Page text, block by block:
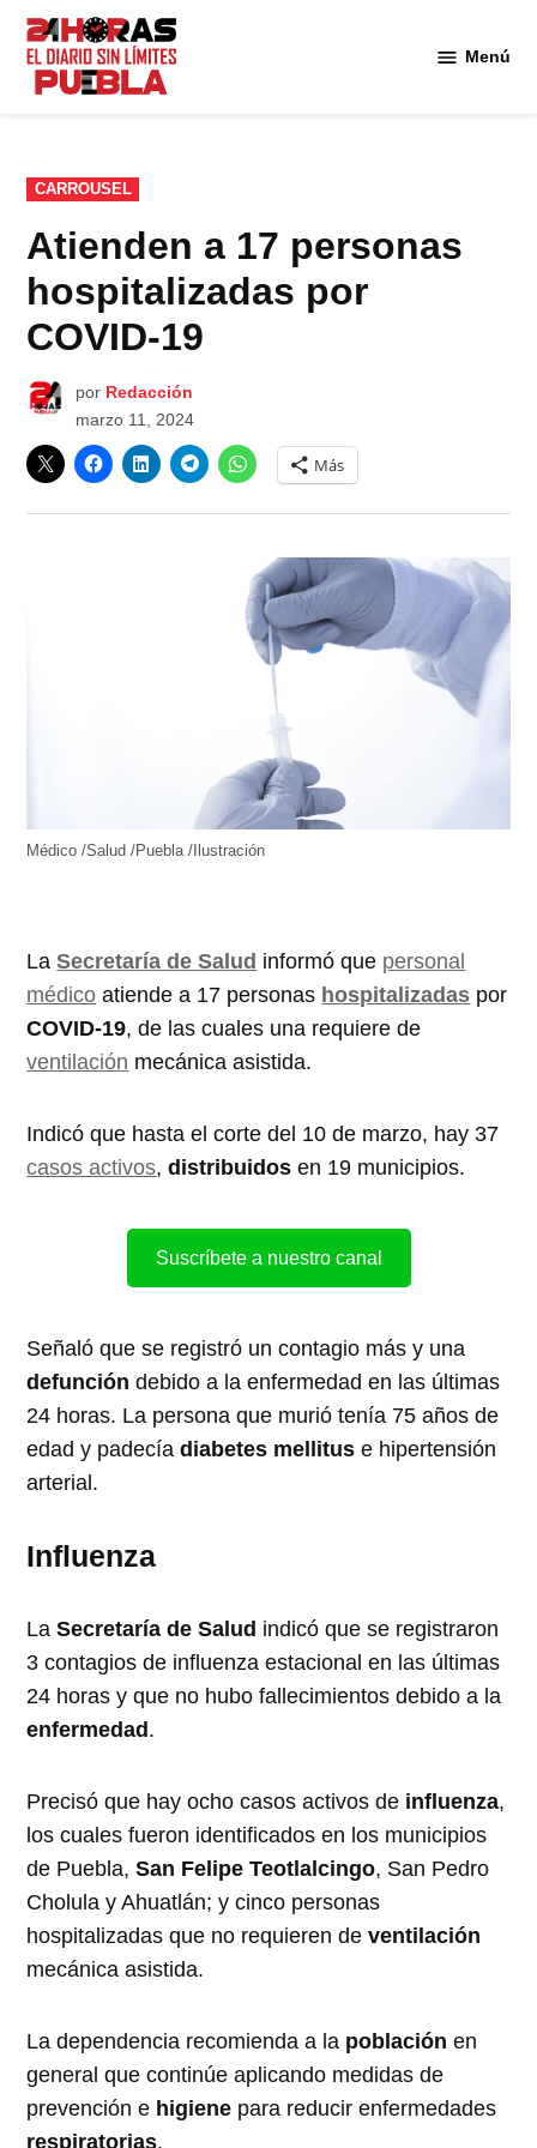
Saltar
contenido
Menú
PUBLICADO
EN
CARROUSEL
Atienden a 17 personas
hospitalizadas por
COVID-19
por Redacción
marzo 11, 2024
Más
Médico /Salud /Puebla /Ilustración
LaSecretaría de Salud informó que personal
médico atiende a 17 personas hospitalizadas por
COVID-19, de las cuales una requiere de
ventilación mecánica asistida.
Indicó que hasta el corte del 10 de marzo, hay 37
casos activos,distribuidos en 19 municipios.
Suscríbete a nuestro canal
Señaló que se registró un contagio más y una
defunción debido a la enfermedad en las últimas
24 horas. La persona que murió tenía 75 años de
edad y padecíadiabetes mellitus e hipertensión
arterial.
Influenza
LaSecretaría de Salud indicó que se registraron
3 contagios de influenza estacional en las últimas
24 horas y que no hubo fallecimientos debido a la
enfermedad.
Precisó que hay ocho casos activos de influenza,
los cuales fueron identificados en los municipios
de Puebla,San Felipe Teotlalcingo, San Pedro
Cholula y Ahuatlán; y cinco personas
hospitalizadas que no requieren deventilación
mecánica asistida.
La dependencia recomienda a la población en
general que continúe aplicando medidas de
prevención e higiene para reducir enfermedades
respiratorias.